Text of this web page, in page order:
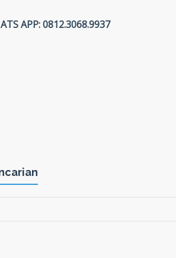
APP: 0812.3068.9937